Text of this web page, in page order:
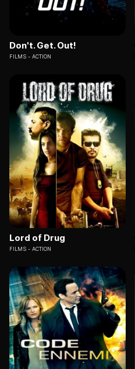
Don't. Get. Out!
FILMS ACTION
Lord of Drug
FILMS ACTION